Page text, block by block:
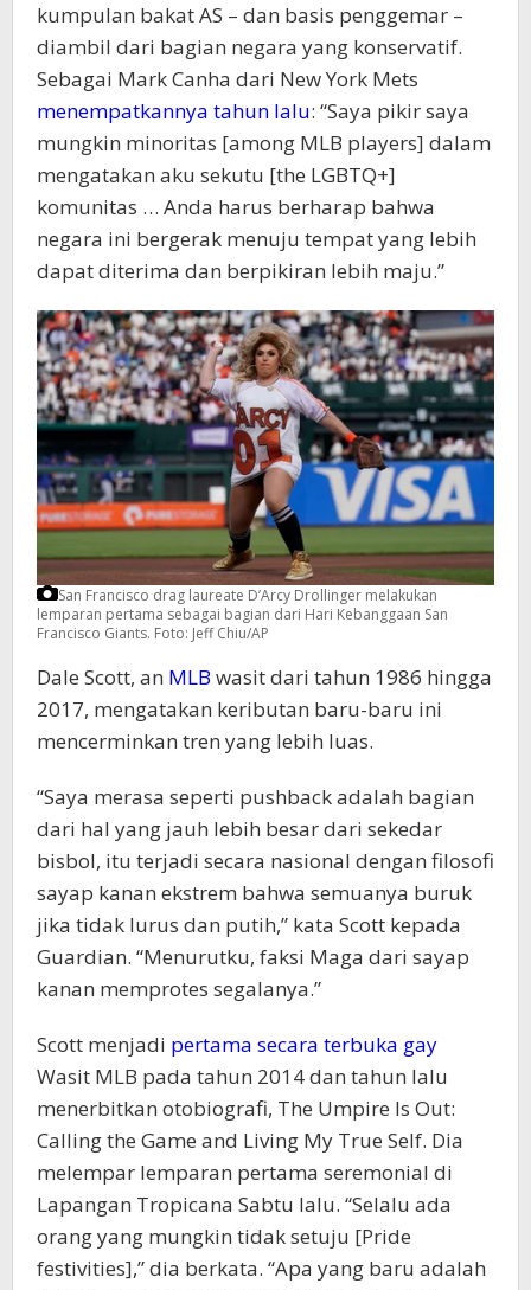
kumpulan bakat AS – dan basis penggemar –
diambil dari bagian negara yang konservatif.
Sebagai Mark Canha dari New York Mets
menempatkannya tahun lalu: “Saya pikir saya
mungkin minoritas [among MLB players] dalam
mengatakan aku sekutu [the LGBTQ+]
komunitas … Anda harus berharap bahwa
negara ini bergerak menuju tempat yang lebih
dapat diterima dan berpikiran lebih maju.”
San Francisco drag laureate D’Arcy Drollinger melakukan
lemparan pertama sebagai bagian dari Hari Kebanggaan San
Francisco Giants. Foto: Jeff Chiu/AP
Dale Scott, an MLB wasit dari tahun 1986 hingga
2017, mengatakan keributan baru-baru ini
mencerminkan tren yang lebih luas.
“Saya merasa seperti pushback adalah bagian
dari hal yang jauh lebih besar dari sekedar
bisbol, itu terjadi secara nasional dengan filosofi
sayap kanan ekstrem bahwa semuanya buruk
jika tidak lurus dan putih,” kata Scott kepada
Guardian. “Menurutku, faksi Maga dari sayap
kanan memprotes segalanya.”
Scott menjadi pertama secara terbuka gay
Wasit MLB pada tahun 2014 dan tahun lalu
menerbitkan otobiografi, The Umpire Is Out:
Calling the Game and Living My True Self. Dia
melempar lemparan pertama seremonial di
Lapangan Tropicana Sabtu lalu. “Selalu ada
orang yang mungkin tidak setuju [Pride
festivities],” dia berkata. “Apa yang baru adalah